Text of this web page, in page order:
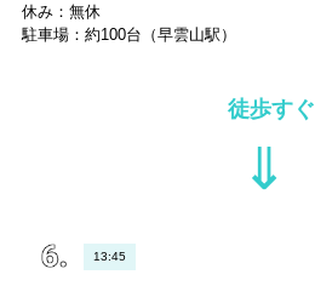
休み：無休
駐車場：約100台（早雲山駅）
徒歩すぐ
⇓
13:45